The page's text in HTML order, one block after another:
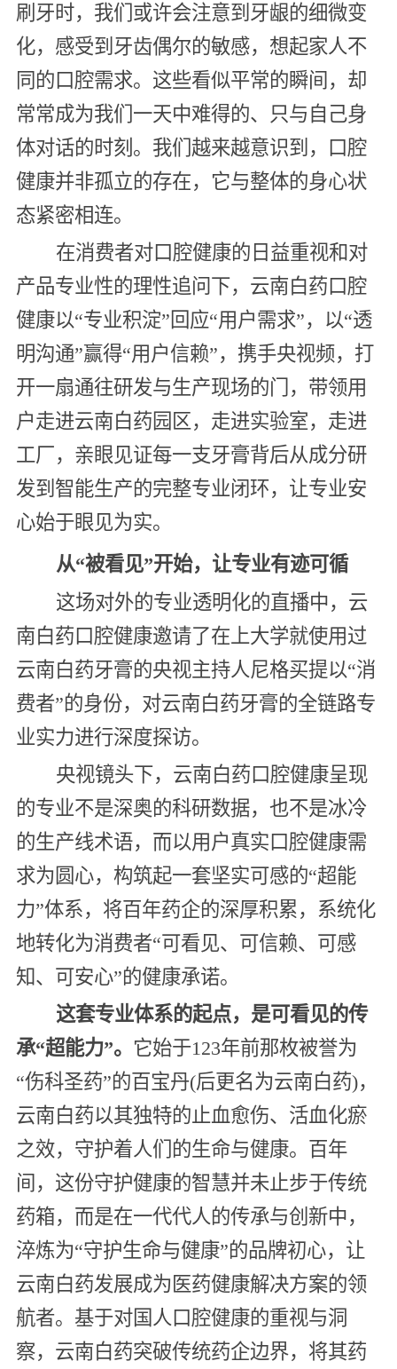
刷牙时，我们或许会注意到牙龈的细微变
化，感受到牙齿偶尔的敏感，想起家人不
同的口腔需求。这些看似平常的瞬间，却
常常成为我们一天中难得的、只与自己身
体对话的时刻。我们越来越意识到，口腔
健康并非孤立的存在，它与整体的身心状
态紧密相连。
在消费者对口腔健康的日益重视和对
产品专业性的理性追问下，云南白药口腔
健康以“专业积淀”回应“用户需求”，以“透
明沟通”赢得“用户信赖”，携手央视频，打
开一扇通往研发与生产现场的门，带领用
户走进云南白药园区，走进实验室，走进
工厂，亲眼见证每一支牙膏背后从成分研
发到智能生产的完整专业闭环，让专业安
心始于眼见为实。
从“被看见”开始，让专业有迹可循
这场对外的专业透明化的直播中，云
南白药口腔健康邀请了在上大学就使用过
云南白药牙膏的央视主持人尼格买提以“消
费者”的身份，对云南白药牙膏的全链路专
业实力进行深度探访。
央视镜头下，云南白药口腔健康呈现
的专业不是深奥的科研数据，也不是冰冷
的生产线术语，而以用户真实口腔健康需
求为圆心，构筑起一套坚实可感的“超能
力”体系，将百年药企的深厚积累，系统化
地转化为消费者“可看见、可信赖、可感
知、可安心”的健康承诺。
这套专业体系的起点，是可看见的传
承“超能力”。 它始于123年前那枚被誉为
“伤科圣药”的百宝丹(后更名为云南白药)，
云南白药以其独特的止血愈伤、活血化瘀
之效，守护着人们的生命与健康。百年
间，这份守护健康的智慧并未止步于传统
药箱，而是在一代代人的传承与创新中，
淬炼为“守护生命与健康”的品牌初心，让
云南白药发展成为医药健康解决方案的领
航者。基于对国人口腔健康的重视与洞
察，云南白药突破传统药企边界，将其药